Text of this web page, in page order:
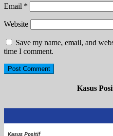
Email *
Website
Save my name, email, and
time I comment.
Kasus